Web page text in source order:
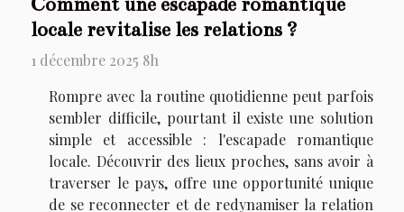
locale revitalise les relations ?
1 décembre 2025 8h
Rompre avec la routine quotidienne peut parfois
sembler difficile, pourtant il existe une solution
simple et accessible : l'escapade romantique
locale. Découvrir des lieux proches, sans avoir à
traverser le pays, offre une opportunité unique
de se reconnecter et de redynamiser la relation